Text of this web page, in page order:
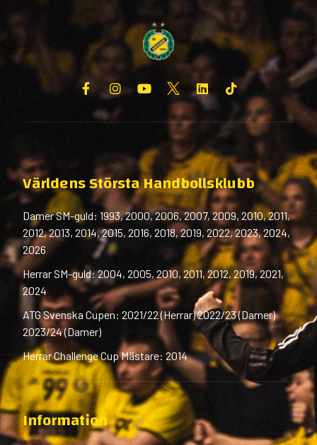
Världens Största Handbollsklubb
Damer SM-guld: 1993, 2000, 2006, 2007, 2009, 2010, 2011,
2012, 2013, 2014, 2015, 2016, 2018, 2019, 2022, 2023, 2024,
2026
Herrar SM-guld: 2004, 2005, 2010, 2011, 2012, 2019, 2021,
2024
ATG Svenska Cupen: 2021/22 (Herrar) 2022/23 (Damer)
2023/24 (Damer)
Herrar Challenge Cup Mästare: 2014
Information